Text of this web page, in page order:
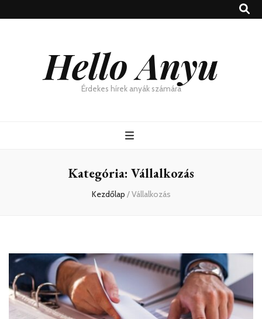
Hello Anyu
Érdekes hírek anyák számára
Kategória: Vállalkozás
Kezdőlap /Vállalkozás